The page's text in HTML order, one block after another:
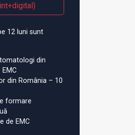
12 luni sunt
din
din România – 10
formare
de EMC